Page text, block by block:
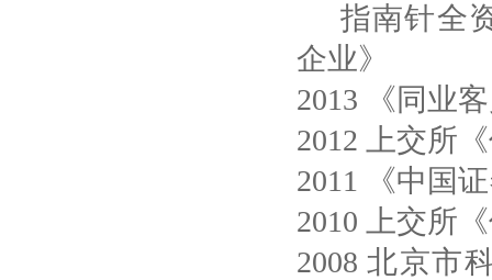
指南针全
企业》
2013 《同业
2012 上交所
2011 《中国
2010 上交所
2008 北京市